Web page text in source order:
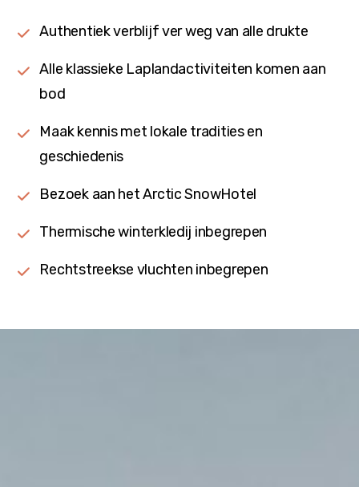
Authentiek verblijf ver weg van alle drukte
Alle klassieke Laplandactiviteiten komen aan
bod
Maak kennis met lokale tradities en
geschiedenis
Bezoek aan het Arctic SnowHotel
Thermische winterkledij inbegrepen
Rechtstreekse vluchten inbegrepen